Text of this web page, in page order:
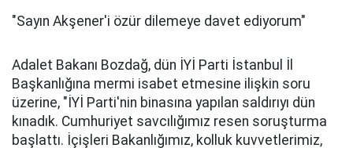
"Sayın Akşener'i özür dilemeye davet ediyorum"
Adalet Bakanı Bozdağ, dün İYİ Parti İstanbul İl
Başkanlığına mermi isabet etmesine ilişkin soru
üzerine, "İYİ Parti'nin binasına yapılan saldırıyı dün
kınadık. Cumhuriyet savcılığımız resen soruşturma
başlattı. İçişleri Bakanlığımız, kolluk kuvvetlerimiz,